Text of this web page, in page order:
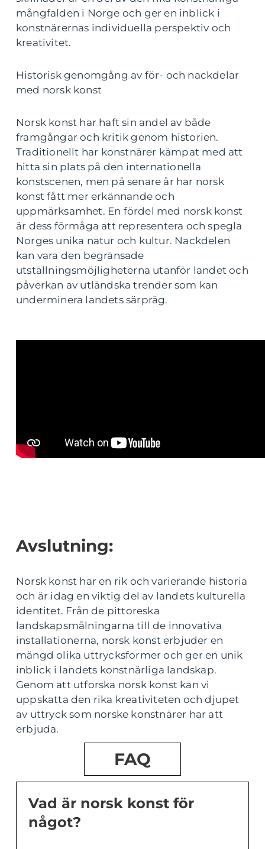
mångfalden i Norge och ger en inblick i
konstnärernas individuella perspektiv och
kreativitet.
Historisk genomgång av för- och nackdelar
med norsk konst
Norsk konst har haft sin andel av både
framgångar och kritik genom historien.
Traditionellt har konstnärer kämpat med att
hitta sin plats på den internationella
konstscenen, men på senare år har norsk
konst fått mer erkännande och
uppmärksamhet. En fördel med norsk konst
är dess förmåga att representera och spegla
Norges unika natur och kultur. Nackdelen
kan vara den begränsade
utställningsmöjligheterna utanför landet och
påverkan av utländska trender som kan
underminera landets särpräg.
Avslutning:
Norsk konst har en rik och varierande historia
och är idag en viktig del av landets kulturella
identitet. Från de pittoreska
landskapsmålningarna till de innovativa
installationerna, norsk konst erbjuder en
mängd olika uttrycksformer och ger en unik
inblick i landets konstnärliga landskap.
Genom att utforska norsk konst kan vi
uppskatta den rika kreativiteten och djupet
av uttryck som norske konstnärer har att
erbjuda.
FAQ
Vad är norsk konst för
något?